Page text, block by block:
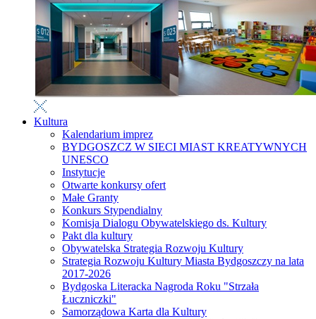
Kultura
Kalendarium imprez
BYDGOSZCZ W SIECI MIAST KREATYWNYCH
UNESCO
Instytucje
Otwarte konkursy ofert
Małe Granty
Konkurs Stypendialny
Komisja Dialogu Obywatelskiego ds. Kultury
Pakt dla kultury
Obywatelska Strategia Rozwoju Kultury
Strategia Rozwoju Kultury Miasta Bydgoszczy na lata
2017-2026
Bydgoska Literacka Nagroda Roku "Strzała
Łuczniczki"
Samorządowa Karta dla Kultury